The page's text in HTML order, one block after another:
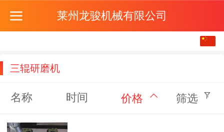
莱州龙骏机械有限公司
三辊研磨机
名称 时间 价格 筛选